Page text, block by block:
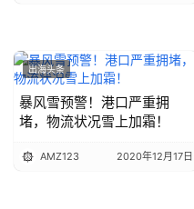
出海头条
暴风雪预警！港口严重拥
堵，物流状况雪上加霜！
AMZ123 2020年12月17日